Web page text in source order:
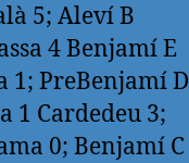
5; Aleví B
4 Benjamí E
1; PreBenjamí D
1 Cardedeu 3;
0; Benjamí C